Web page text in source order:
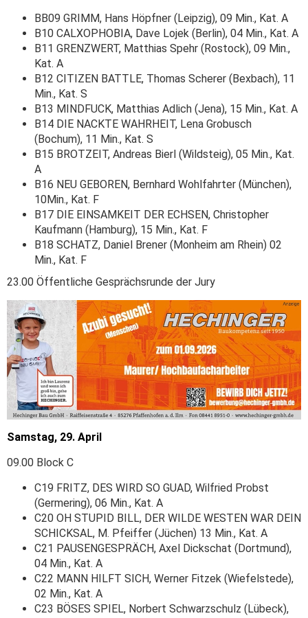
BB09 GRIMM, Hans Höpfner (Leipzig), 09 Min., Kat. A
B10 CALXOPHOBIA, Dave Lojek (Berlin), 04 Min., Kat. A
B11 GRENZWERT, Matthias Spehr (Rostock), 09 Min.,
Kat. A
B12 CITIZEN BATTLE, Thomas Scherer (Bexbach), 11
Min., Kat. S
B13 MINDFUCK, Matthias Adlich (Jena), 15 Min., Kat. A
B14 DIE NACKTE WAHRHEIT, Lena Grobusch
(Bochum), 11 Min., Kat. S
B15 BROTZEIT, Andreas Bierl (Wildsteig), 05 Min., Kat.
A
B16 NEU GEBOREN, Bernhard Wohlfahrter (München),
10Min., Kat. F
B17 DIE EINSAMKEIT DER ECHSEN, Christopher
Kaufmann (Hamburg), 15 Min., Kat. F
B18 SCHATZ, Daniel Brener (Monheim am Rhein) 02
Min., Kat. F
23.00 Öffentliche Gesprächsrunde der Jury
Samstag, 29. April
09.00 Block C
C19 FRITZ, DES WIRD SO GUAD, Wilfried Probst
(Germering), 06 Min., Kat. A
C20 OH STUPID BILL, DER WILDE WESTEN WAR DEIN
SCHICKSAL, M. Pfeiffer (Jüchen) 13 Min., Kat. A
C21 PAUSENGESPRÄCH, Axel Dickschat (Dortmund),
04 Min., Kat. A
C22 MANN HILFT SICH, Werner Fitzek (Wiefelstede),
02 Min., Kat. A
C23 BÖSES SPIEL, Norbert Schwarzschulz (Lübeck),